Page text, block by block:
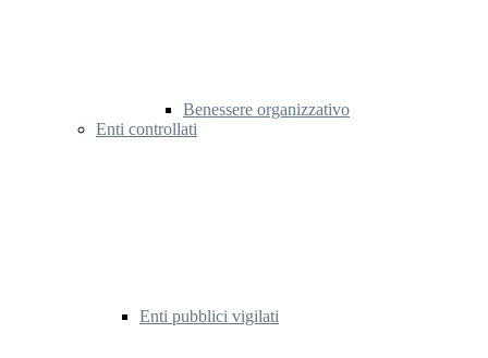
Benessere organizzativo
Enti controllati
Enti pubblici vigilati